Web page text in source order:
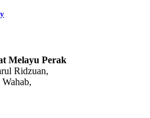
Melayu Perak
Ridzuan,